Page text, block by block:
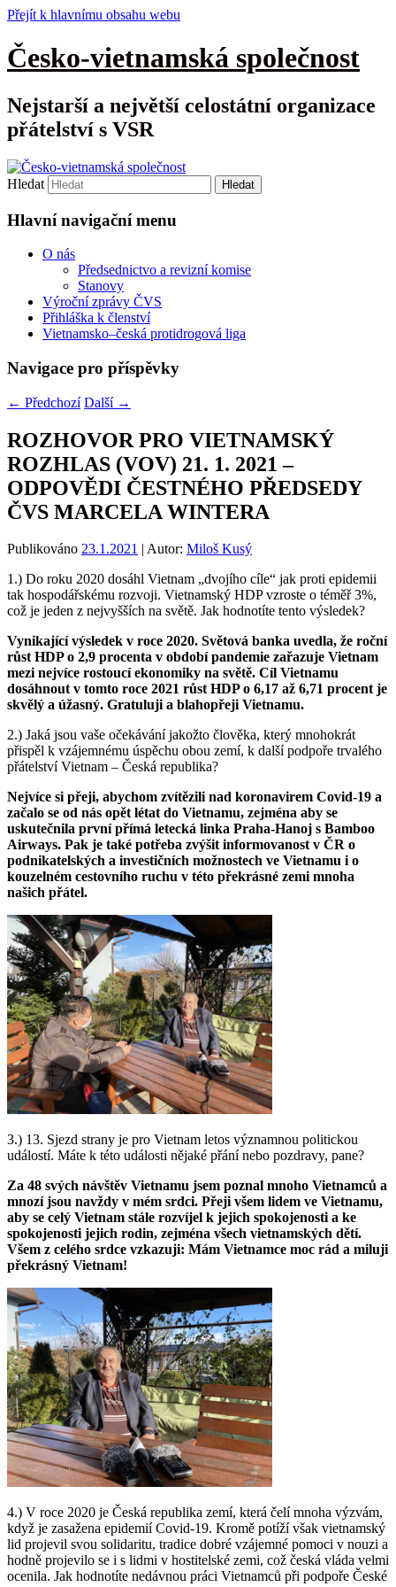
Přejít k hlavnímu obsahu webu
Česko-vietnamská společnost
Nejstarší a největší celostátní organizace
přátelství s VSR
Hledat
Hlavní navigační menu
O nás
Předsednictvo a revizní komise
Stanovy
Výroční zprávy ČVS
Přihláška k členství
Vietnamsko–česká protidrogová liga
Navigace pro příspěvky
← Předchozí Další →
ROZHOVOR PRO VIETNAMSKÝ
ROZHLAS (VOV) 21. 1. 2021 –
ODPOVĚDI ČESTNÉHO PŘEDSEDY
ČVS MARCELA WINTERA
Publikováno 23.1.2021 | Autor: Miloš Kusý
1.) Do roku 2020 dosáhl Vietnam „dvojího cíle“ jak proti epidemii
tak hospodářskému rozvoji. Vietnamský HDP vzroste o téměř 3%,
což je jeden z nejvyšších na světě. Jak hodnotíte tento výsledek?
Vynikající výsledek v roce 2020. Světová banka uvedla, že roční
růst HDP o 2,9 procenta v období pandemie zařazuje Vietnam
mezi nejvíce rostoucí ekonomiky na světě. Cíl Vietnamu
dosáhnout v tomto roce 2021 růst HDP o 6,17 až 6,71 procent je
skvělý a úžasný. Gratuluji a blahopřeji Vietnamu.
2.) Jaká jsou vaše očekávání jakožto člověka, který mnohokrát
přispěl k vzájemnému úspěchu obou zemí, k další podpoře trvalého
přátelství Vietnam – Česká republika?
Nejvíce si přeji, abychom zvítězili nad koronavirem Covid-19 a
začalo se od nás opět létat do Vietnamu, zejména aby se
uskutečnila první přímá letecká linka Praha-Hanoj s Bamboo
Airways. Pak je také potřeba zvýšit informovanost v ČR o
podnikatelských a investičních možnostech ve Vietnamu i o
kouzelném cestovního ruchu v této překrásné zemi mnoha
našich přátel.
3.) 13. Sjezd strany je pro Vietnam letos významnou politickou
událostí. Máte k této události nějaké přání nebo pozdravy, pane?
Za 48 svých návštěv Vietnamu jsem poznal mnoho Vietnamců a
mnozí jsou navždy v mém srdci. Přeji všem lidem ve Vietnamu,
aby se celý Vietnam stále rozvíjel k jejich spokojenosti a ke
spokojenosti jejich rodin, zejména všech vietnamských dětí.
Všem z celého srdce vzkazuji: Mám Vietnamce moc rád a miluji
překrásný Vietnam!
4.) V roce 2020 je Česká republika zemí, která čelí mnoha výzvám,
když je zasažena epidemií Covid-19. Kromě potíží však vietnamský
lid projevil svou solidaritu, tradice dobré vzájemné pomoci v nouzi a
hodně projevilo se i s lidmi v hostitelské zemi, což česká vláda velmi
ocenila. Jak hodnotíte nedávnou práci Vietnamců při podpoře České